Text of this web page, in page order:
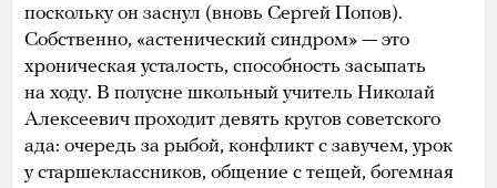
поскольку он заснул (вновь Сергей Попов).
Собственно, «астенический синдром» — это
хроническая усталость, способность засыпать
на ходу. В полусне школьный учитель Николай
Алексеевич проходит девять кругов советского
ада: очередь за рыбой, конфликт с завучем, урок
у старшеклассников, общение с тещей, богемная